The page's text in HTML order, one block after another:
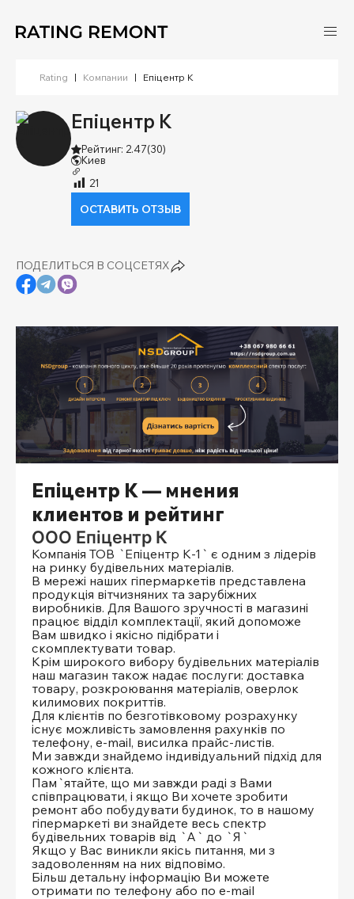
Rating | Компании | Епіцентр К
Епіцентр К
Рейтинг: 2.47(30)
Киев
21
ОСТАВИТЬ ОТЗЫВ
ПОДЕЛИТЬСЯ В СОЦСЕТЯХ
Епіцентр К — мнения
клиентов и рейтинг
ООО Епіцентр К
Компанія ТОВ `Епіцентр К-1` є одним з лідерів
на ринку будівельних матеріалів.
В мережі наших гіпермаркетів представлена ​​
продукція вітчизняних та зарубіжних
виробників. Для Вашого зручності в магазині
працює відділ комплектації, який допоможе
Вам швидко і якісно підібрати і
скомплектувати товар.
Крім широкого вибору будівельних матеріалів
наш магазин також надає послуги: доставка
товару, розкроювання матеріалів, оверлок
килимових покриттів.
Для клієнтів по безготівковому розрахунку
існує можливість замовлення рахунків по
телефону, e-mail, висилка прайс-листів.
Ми завжди знайдемо індивідуальний підхід для
кожного клієнта.
Пам`ятайте, що ми завжди раді з Вами
співпрацювати, і якщо Ви хочете зробити
ремонт або побудувати будинок, то в нашому
гіпермаркеті ви знайдете весь спектр
будівельних товарів від `А` до `Я`
Якщо у Вас виникли якісь питання, ми з
задоволенням на них відповімо.
Більш детальну інформацію Ви можете
отримати по телефону або по e-mail